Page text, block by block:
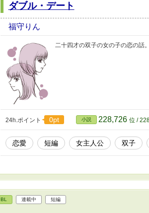
ダブル・デート
福守りん
二十四才の双子の女の子の恋の話。
24h.ポイント 0pt 小説 228,726 位 /
恋愛 短編 女主人公 双子
BL 連載中 短編